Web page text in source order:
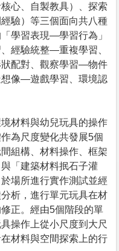
心、自製教具）、探索
驗）等三個面向共八種
學習表現—學習行為」
經驗統整—重複學習、
配對、觀察學習—物件
像—遊戲學習、環境認
材料與幼兒玩具的操作
為尺度變化共發展5個
組構、材料操作、框架
「建築材料抿石子灌
場所進行實作測試並經
析，進行單元玩具在材
正。經由5個階段的單
操作上從小尺度到大尺
材料與空間探索上的行